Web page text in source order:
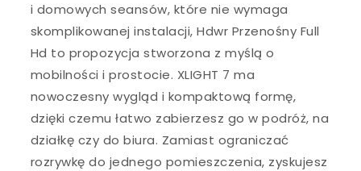
i domowych seansów, które nie wymaga
skomplikowanej instalacji, Hdwr Przenośny Full
Hd to propozycja stworzona z myślą o
mobilności i prostocie. XLIGHT 7 ma
nowoczesny wygląd i kompaktową formę,
dzięki czemu łatwo zabierzesz go w podróż, na
działkę czy do biura. Zamiast ograniczać
rozrywkę do jednego pomieszczenia, zyskujesz